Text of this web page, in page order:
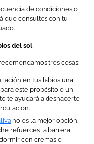
de condiciones o
que consultes con tu
del sol
tres cosas:
en tus labios una
este propósito o un
te ayudará a deshacerte
no es la mejor opción.
refuerces la barrera
con cremas o